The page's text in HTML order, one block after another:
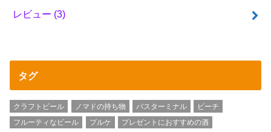
レビュー (3)
タグ
クラフトビール ノマドの持ち物 バスターミナル
ビーチ
フルーティなビール
プルケ
プレゼントにおすすめの酒